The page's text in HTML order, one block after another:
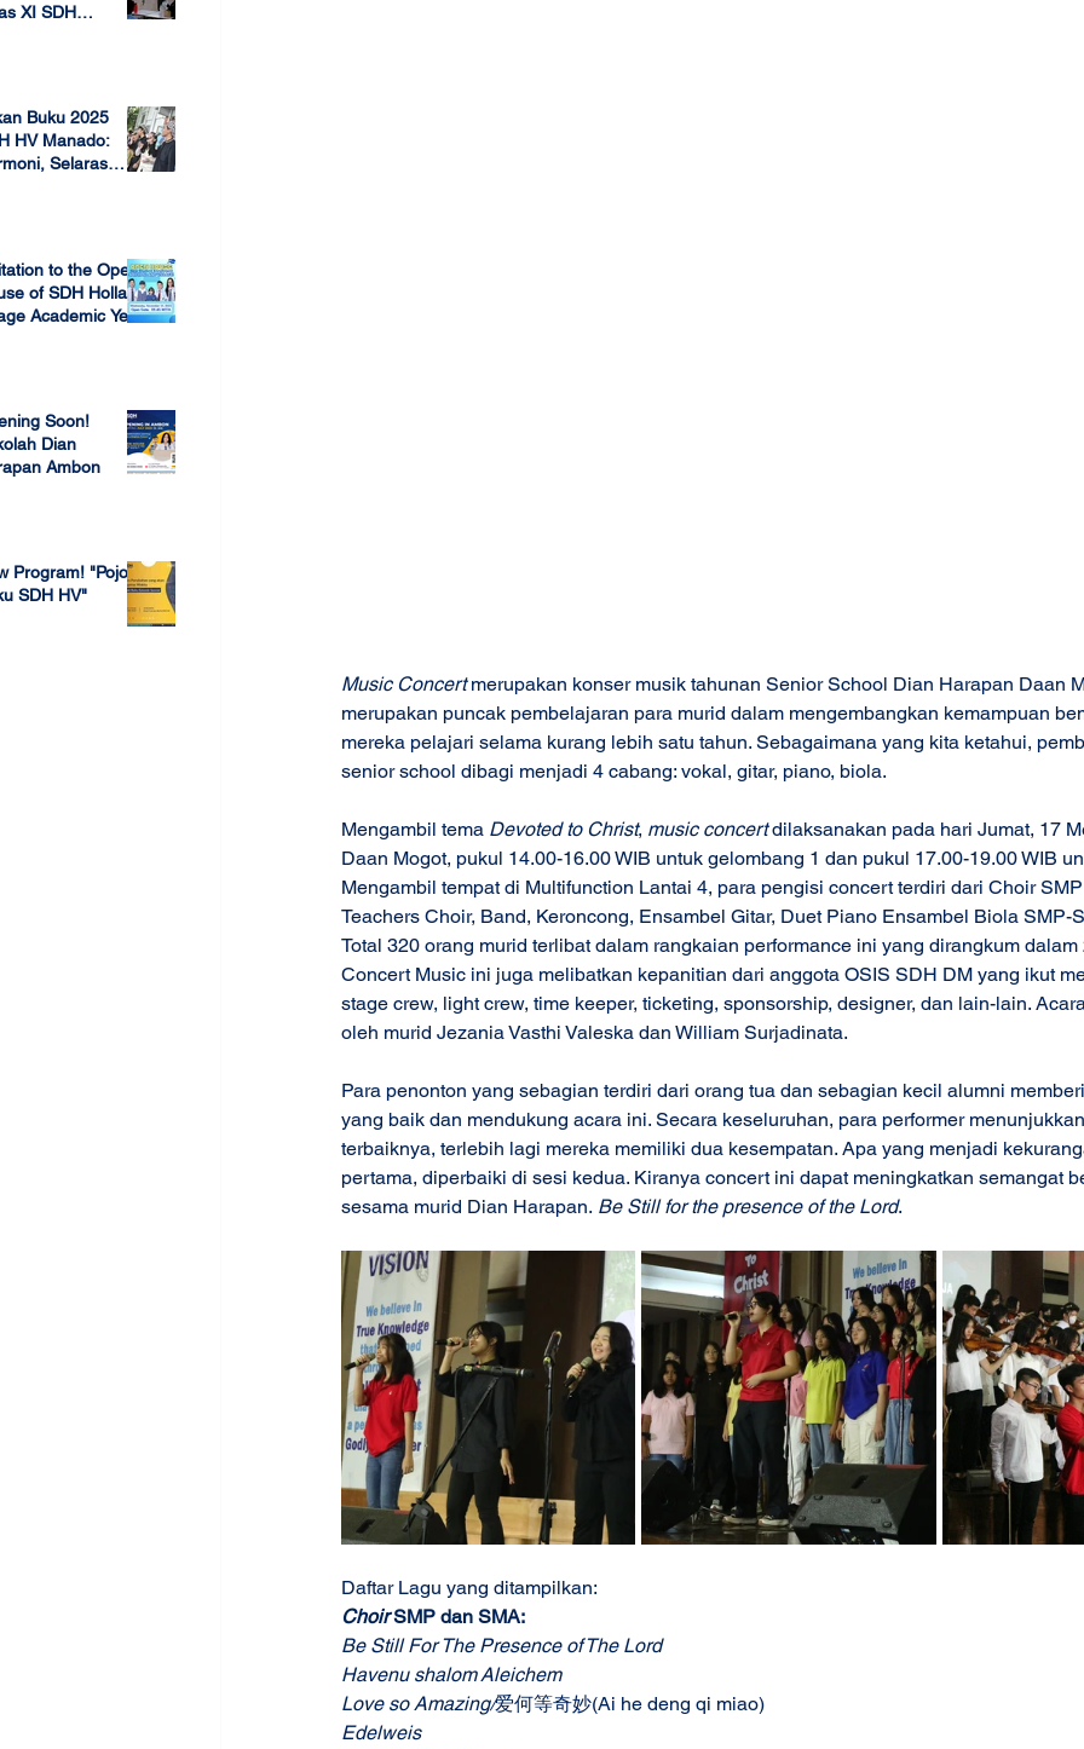
XI SDH
Buku 2025
HV Manado:
Selaras
to the Open
of SDH Holland
Academic Year
Soon!
Dian
Ambon
Program! "Pojok
SDH HV"
Music Concert merupakan konser musik tahunan Senior School Dian Harapan Daan
merupakan puncak pembelajaran para murid dalam mengembangkan kemampuan
mereka pelajari selama kurang lebih satu tahun. Sebagaimana yang kita ketahui,
senior school dibagi menjadi 4 cabang: vokal, gitar, piano, biola.
Mengambil tema Devoted to Christ, music concert dilaksanakan pada hari Jumat, 17
Daan Mogot, pukul 14.00-16.00 WIB untuk gelombang 1 dan pukul 17.00-19.00 WIB
Mengambil tempat di Multifunction Lantai 4, para pengisi concert terdiri dari Choir
Teachers Choir, Band, Keroncong, Ensambel Gitar, Duet Piano Ensambel Biola SMP-
Total 320 orang murid terlibat dalam rangkaian performance ini yang dirangkum
Concert Music ini juga melibatkan kepanitian dari anggota OSIS SDH DM yang ikut
stage crew, light crew, time keeper, ticketing, sponsorship, designer, dan lain-lain.
oleh murid Jezania Vasthi Valeska dan William Surjadinata.
Para penonton yang sebagian terdiri dari orang tua dan sebagian kecil alumni
yang baik dan mendukung acara ini. Secara keseluruhan, para performer
terbaiknya, terlebih lagi mereka memiliki dua kesempatan. Apa yang menjadi
pertama, diperbaiki di sesi kedua. Kiranya concert ini dapat meningkatkan semangat
sesama murid Dian Harapan. Be Still for the presence of the Lord.
Daftar Lagu yang ditampilkan:
Choir SMP dan SMA:
Be Still For The Presence of The Lord
Havenu shalom Aleichem
Love so Amazing/爱何等奇妙(Ai he deng qi miao)
Edelweis